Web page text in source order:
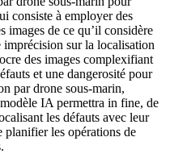
consiste à employer des
images de ce qu’il considère
imprécision sur la localisation
des images complexifiant
et une dangerosité pour
par drone sous-marin,
IA permettra in fine, de
les défauts avec leur
planifier les opérations de